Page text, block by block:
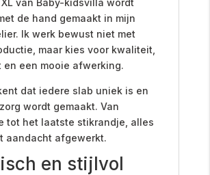
de hand gemaakt in mijn
Ik werk bewust niet met
maar kies voor kwaliteit,
en een mooie afwerking.
dat iedere slab uniek is en
wordt gemaakt. Van
tot het laatste stikrandje, alles
aandacht afgewerkt.
en stijlvol